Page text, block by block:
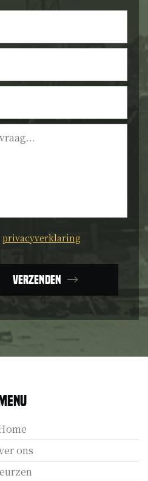
privacyverklaring
Verzenden
ons